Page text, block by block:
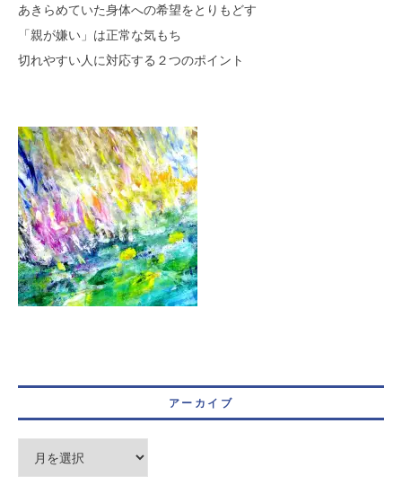
あきらめていた身体への希望をとりもどす
「親が嫌い」は正常な気もち
切れやすい人に対応する２つのポイント
アーカイブ